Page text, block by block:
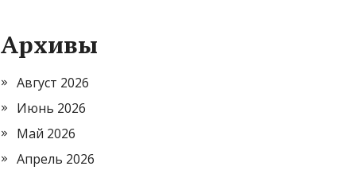
Архивы
Август 2026
Июнь 2026
Май 2026
Апрель 2026